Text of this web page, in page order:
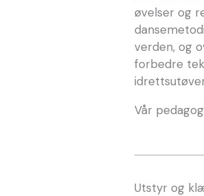
øvelser og
verden, og
forbedre
Vår pedagog
Utstyr og